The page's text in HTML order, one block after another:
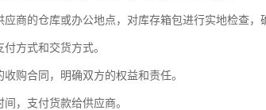
商的仓库或办公地点，对库存箱包进行实地检查，
方式和交货方式。
购合同，明确双方的权益和责任。
，支付货款给供应商。